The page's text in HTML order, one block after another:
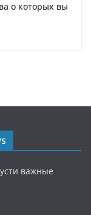
о которых вы
важные